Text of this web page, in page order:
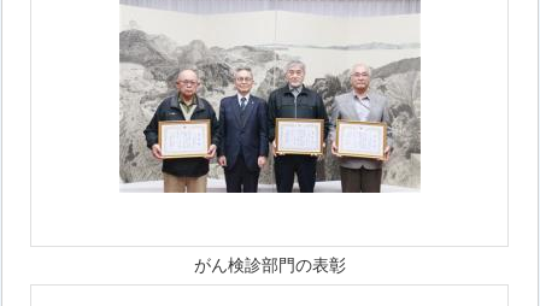
がん検診部門の表彰